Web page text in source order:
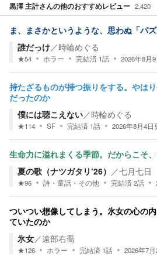
黒澤 主計さんの他のおすすめレビュー 2,420
ま、まさかというような、思わぬ「パ
誰だっけ／時輪めぐる
★54 ホラー 完結済 1話 2026年8月9
持たざるものが持つ振りをする。やは
だったのか
僕には聴こえない／時輪めぐる
★114 SF 完結済 1話 2026年8月4日
生命力に溢れまくる季節。だからこそ
夏の歌（ナツガタリ‘26） ／七月七日
★96 詩・童話・その他 完結済2話
ついつい想像してしまう。氷女の心の
ていたのか
氷女／遠部右喬
★126 ホラー 完結済 1話 2026年7月